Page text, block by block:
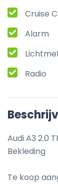
Cruise
Alarm
Radio
Audi A3 2.0
Bekleding
Te koop